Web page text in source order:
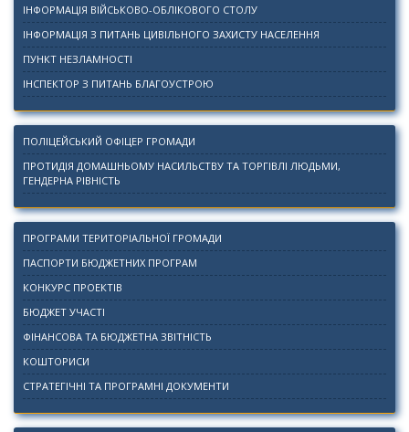
ІНФОРМАЦІЯ ВІЙСЬКОВО-ОБЛІКОВОГО СТОЛУ
ІНФОРМАЦІЯ З ПИТАНЬ ЦИВІЛЬНОГО ЗАХИСТУ НАСЕЛЕННЯ
ПУНКТ НЕЗЛАМНОСТІ
ІНСПЕКТОР З ПИТАНЬ БЛАГОУСТРОЮ
ПОЛІЦЕЙСЬКИЙ ОФІЦЕР ГРОМАДИ
ПРОТИДІЯ ДОМАШНЬОМУ НАСИЛЬСТВУ ТА ТОРГІВЛІ ЛЮДЬМИ,
ГЕНДЕРНА РІВНІСТЬ
ПРОГРАМИ ТЕРИТОРІАЛЬНОЇ ГРОМАДИ
ПАСПОРТИ БЮДЖЕТНИХ ПРОГРАМ
КОНКУРС ПРОЕКТІВ
БЮДЖЕТ УЧАСТІ
ФІНАНСОВА ТА БЮДЖЕТНА ЗВІТНІСТЬ
КОШТОРИСИ
СТРАТЕГІЧНІ ТА ПРОГРАМНІ ДОКУМЕНТИ